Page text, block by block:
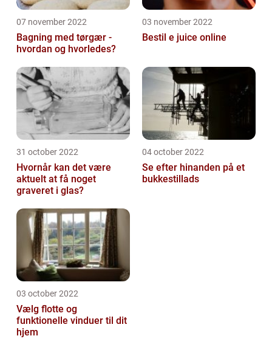
07 november 2022
Bagning med tørgær -
hvordan og hvorledes?
03 november 2022
Bestil e juice online
31 october 2022
Hvornår kan det være
aktuelt at få noget
graveret i glas?
04 october 2022
Se efter hinanden på et
bukkestillads
03 october 2022
Vælg flotte og
funktionelle vinduer til dit
hjem